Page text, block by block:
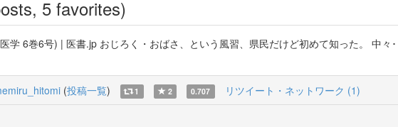
5 favorites)
学 6巻6号) | 医書.jp おじろく・おばさ、という風習、県民だけど初めて知った。 中々
(投稿一覧) 1 2 0.707 リツイート・ネットワーク (1)